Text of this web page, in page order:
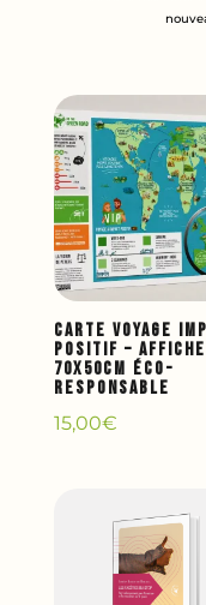
Carte Voyage
Positif – Affiche
70x50cm Éco-
Responsable
15,00€